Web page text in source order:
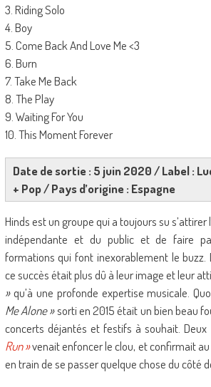
3. Riding Solo
4. Boy
5. Come Back And Love Me <3
6. Burn
7. Take Me Back
8. The Play
9. Waiting For You
10. This Moment Forever
Date de sortie : 5 juin 2020 / Label :
+ Pop / Pays d’origine : Espagne
Hinds est un groupe qui a toujours su
indépendante et du public et de faire
formations qui font inexorablement le buzz.
ce succès était plus dû à leur image et leur
»qu’à une profonde expertise musicale.
Me Alone »sorti en 2015 était un bien beau
concerts déjantés et festifs à souhait.
Run »venait enfoncer le clou, et confirmait au
en train de se passer quelque chose du côté